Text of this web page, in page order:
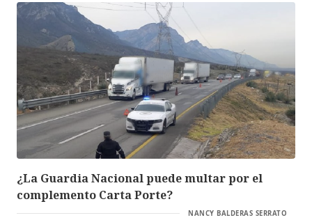
¿La Guardia Nacional puede multar por el
complemento Carta Porte?
NANCY BALDERAS SERRATO